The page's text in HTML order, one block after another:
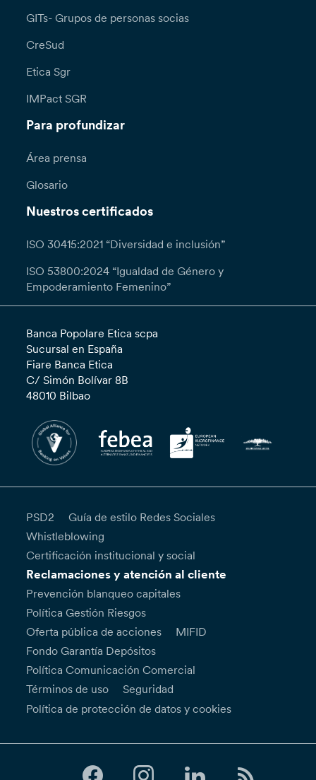
GITs- Grupos de personas socias
CreSud
Etica Sgr
IMPact SGR
Para profundizar
Área prensa
Glosario
Nuestros certificados
ISO 30415:2021 “Diversidad e inclusión”
ISO 53800:2024 “Igualdad de Género y
Empoderamiento Femenino”
Banca Popolare Etica scpa
Sucursal en España
Fiare Banca Etica
C/ Simón Bolívar 8B
48010 Bilbao
PSD2
Guía de estilo Redes Sociales
Whistleblowing
Certificación institucional y social
Reclamaciones y atención al cliente
Prevención blanqueo capitales
Política Gestión Riesgos
Oferta pública de acciones
MIFID
Fondo Garantía Depósitos
Política Comunicación Comercial
Términos de uso
Seguridad
Política de protección de datos y cookies